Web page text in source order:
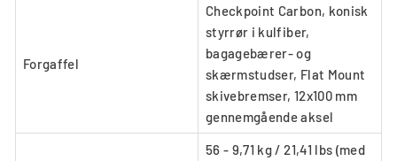
Forgaffel
Checkpoint Carbon, konisk
styrrør i kulfiber,
bagagebærer- og
skærmstudser, Flat Mount
skivebremser, 12x100 mm
gennemgående aksel
56 - 9,71 kg / 21,41 lbs (med